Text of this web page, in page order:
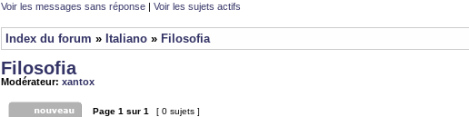
Voir les messages sans réponse | Voir les sujets actifs
Index du forum » Italiano » Filosofia
Filosofia
Modérateur: xantox
Page 1 sur 1 [ 0 sujets ]